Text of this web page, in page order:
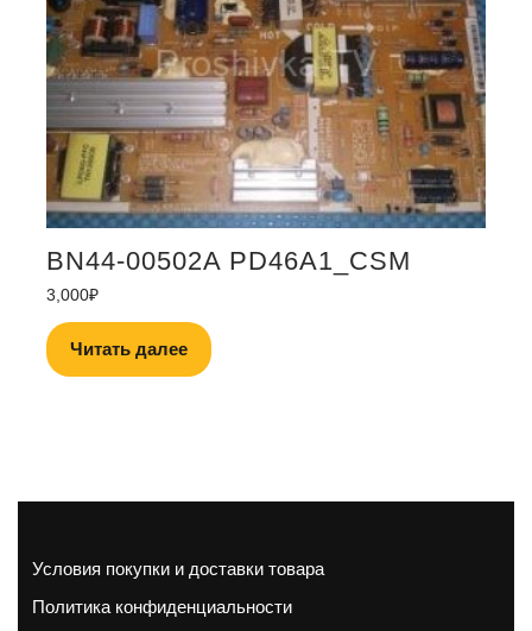
BN44-00502A PD46A1_CSM
3,000₽
Читать далее
Условия покупки и доставки товара
Политика конфиденциальности